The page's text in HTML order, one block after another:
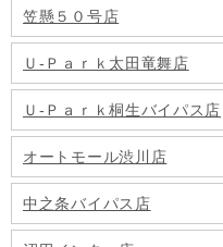
笠懸５０号店
Ｕ-Ｐａｒｋ太田竜舞店
Ｕ-Ｐａｒｋ桐生バイパス店
オートモール渋川店
中之条バイパス店